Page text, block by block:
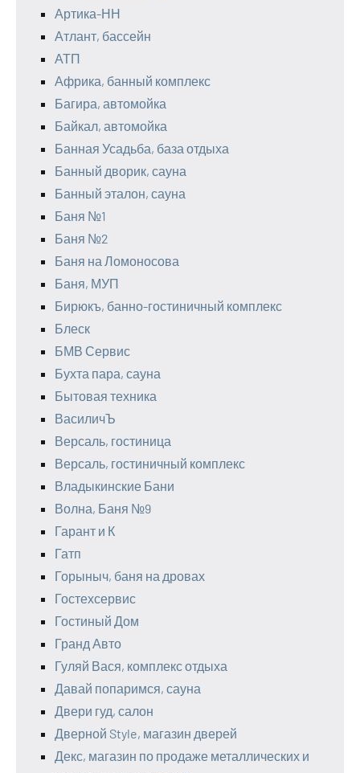
Артика-НН
Атлант, бассейн
АТП
Африка, банный комплекс
Багира, автомойка
Байкал, автомойка
Банная Усадьба, база отдыха
Банный дворик, сауна
Банный эталон, сауна
Баня №1
Баня №2
Баня на Ломоносова
Баня, МУП
Бирюкъ, банно-гостиничный комплекс
Блеск
БМВ Сервис
Бухта пара, сауна
Бытовая техника
ВасиличЪ
Версаль, гостиница
Версаль, гостиничный комплекс
Владыкинские Бани
Волна, Баня №9
Гарант и К
Гатп
Горыныч, баня на дровах
Гостехсервис
Гостиный Дом
Гранд Авто
Гуляй Вася, комплекс отдыха
Давай попаримся, сауна
Двери гуд, салон
Дверной Style, магазин дверей
Декс, магазин по продаже металлических и